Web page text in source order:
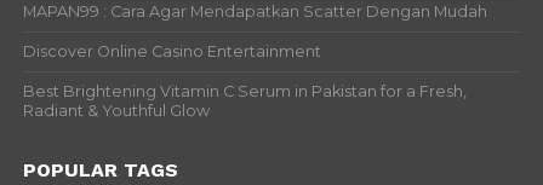
MAPAN99 : Cara Agar Mendapatkan Scatter Dengan Mudah
Discover Online Casino Entertainment
Best Brightening Vitamin C Serum in Pakistan for a Fresh,
Radiant & Youthful Glow
POPULAR TAGS